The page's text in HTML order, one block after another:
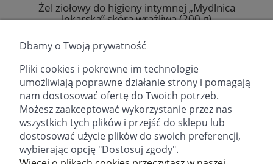
Żel ziołowy do higieny intymnej „Mydlnica
lekarska” skóra wrażliwa (200 g)
27,90 zł
DO KOSZYKA
email:sklep@fitomed.pltel:+48 730 757 750 (9.00-17.00)
Dbamy o Twoją prywatność
Pliki cookies i pokrewne im technologie
umożliwiają poprawne działanie strony i pomagają
nam dostosować ofertę do Twoich potrzeb.
Możesz zaakceptować wykorzystanie przez nas
wszystkich tych plików i przejść do sklepu lub
dostosować użycie plików do swoich preferencji,
wybierając opcję "Dostosuj zgody".